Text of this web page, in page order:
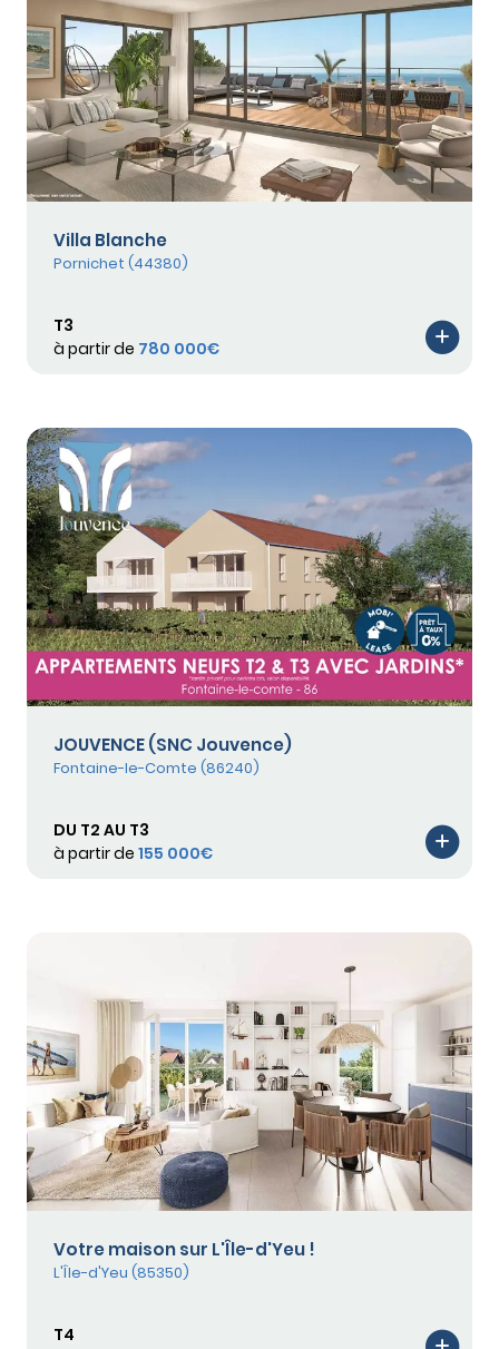
Villa Blanche
Pornichet (44380)
T3
à partir de 780 000€
JOUVENCE (SNC Jouvence)
Fontaine-le-Comte (86240)
DU T2 AU T3
à partir de 155 000€
Votre maison sur L'Île-d'Yeu !
L'Île-d'Yeu (85350)
T4